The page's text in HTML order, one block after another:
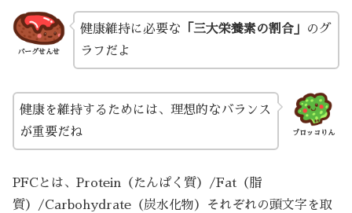
バーグせんせ
健康維持に必要な 「三大栄養素の割合」
のグ
ラフだよ
ブロッコりん
健康を維持するためには、理想的なバランス
が重要だね
PFCとは、Protein（たんぱく質）/Fat（脂
質）/Carbohydrate（炭水化物）それぞれの頭文字を取